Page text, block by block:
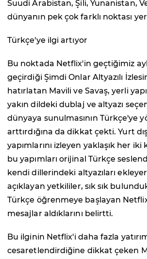
Suudi Arabistan, Şili, Yunanistan,
dünyanın pek çok farklı noktası yer
Türkçe'ye ilgi artıyor
Bu noktada Netflix'in geçtiğimiz
geçirdiği Şimdi Onlar Altyazılı
hatırlatan Mavili ve Savaş, yerli
yakın dildeki dublaj ve altyazı
dünyaya sunulmasının Türkçe'ye
arttırdığına da dikkat çekti. Yurt
yapımlarını izleyen yaklaşık her
bu yapımları orijinal Türkçe
kendi dillerindeki altyazıları
açıklayan yetkililer, sık sık
Türkçe öğrenmeye başlayan
mesajlar aldıklarını belirtti.
Bu ilginin Netflix'i daha fazla
cesaretlendirdiğine dikkat çeken